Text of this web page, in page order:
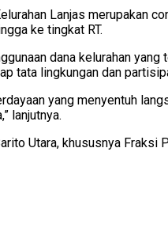
Lanjas merupakan
ke tingkat RT.
dana kelurahan
tata lingkungan dan
yang menyentuh
lanjutnya.
Utara, khususnya